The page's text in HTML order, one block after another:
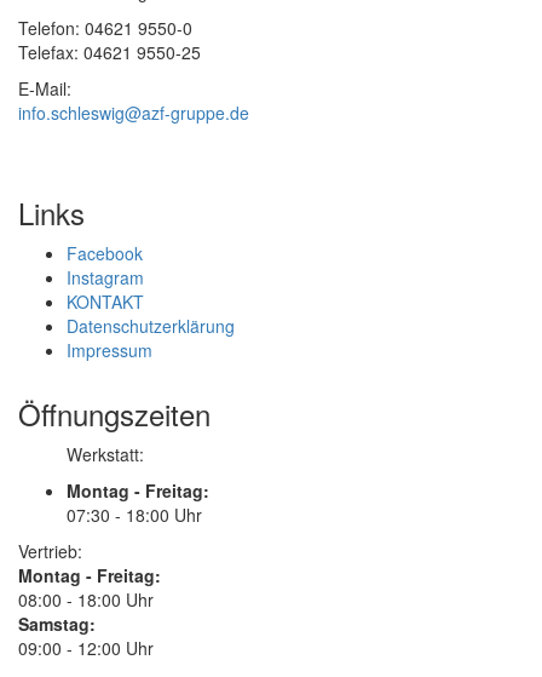
Telefon: 04621 9550-0
Telefax: 04621 9550-25
E-Mail:
info.schleswig@azf-gruppe.de
Links
Facebook
Instagram
KONTAKT
Datenschutzerklärung
Impressum
Öffnungszeiten
Werkstatt:
Montag - Freitag:
07:30 - 18:00 Uhr
Vertrieb:
Montag - Freitag:
08:00 - 18:00 Uhr
Samstag:
09:00 - 12:00 Uhr